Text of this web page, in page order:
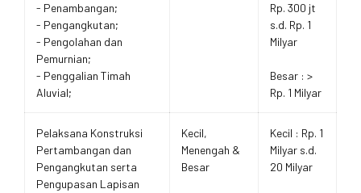
- Penambangan;
- Pengangkutan;
- Pengolahan dan
Pemurnian;
- Penggalian Timah
Aluvial;
Rp. 300 jt
s.d. Rp. 1
Milyar
Besar : >
Rp. 1 Milyar
Pelaksana Konstruksi
Pertambangan dan
Pengangkutan serta
Pengupasan Lapisan
Kecil,
Menengah &
Besar
Kecil : Rp. 1
Milyar s.d.
20 Milyar